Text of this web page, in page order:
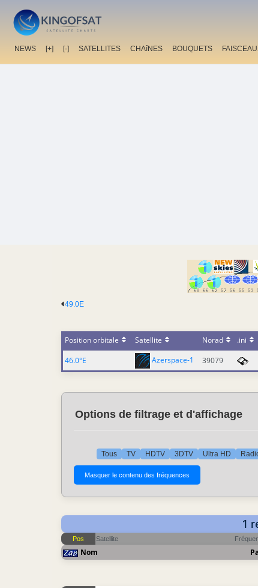
NEWS [+] [-] SATELLITES CHAîNES BOUQUETS
49.0E
Position orbitale Satellite Norad .ini
46.0°E
Azerspace-1 39079
Options de filtrage et d'affichage
Tous TV HDTV 3DTV Ultra HD
1
Pos Satellite
Nom